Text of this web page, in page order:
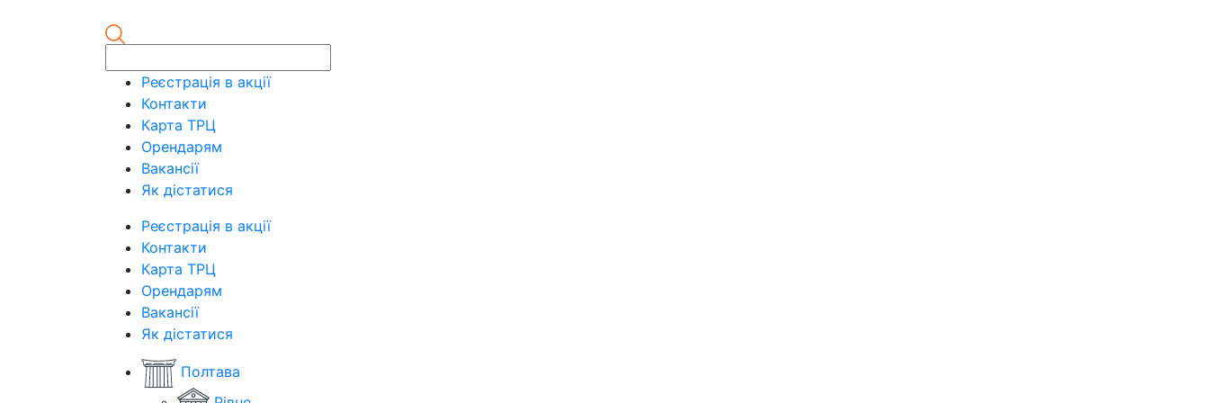
Реєстрація в акції
Контакти
Карта ТРЦ
Орендарям
Вакансії
Як дістатися
Реєстрація в акції
Контакти
Карта ТРЦ
Орендарям
Вакансії
Як дістатися
Полтава